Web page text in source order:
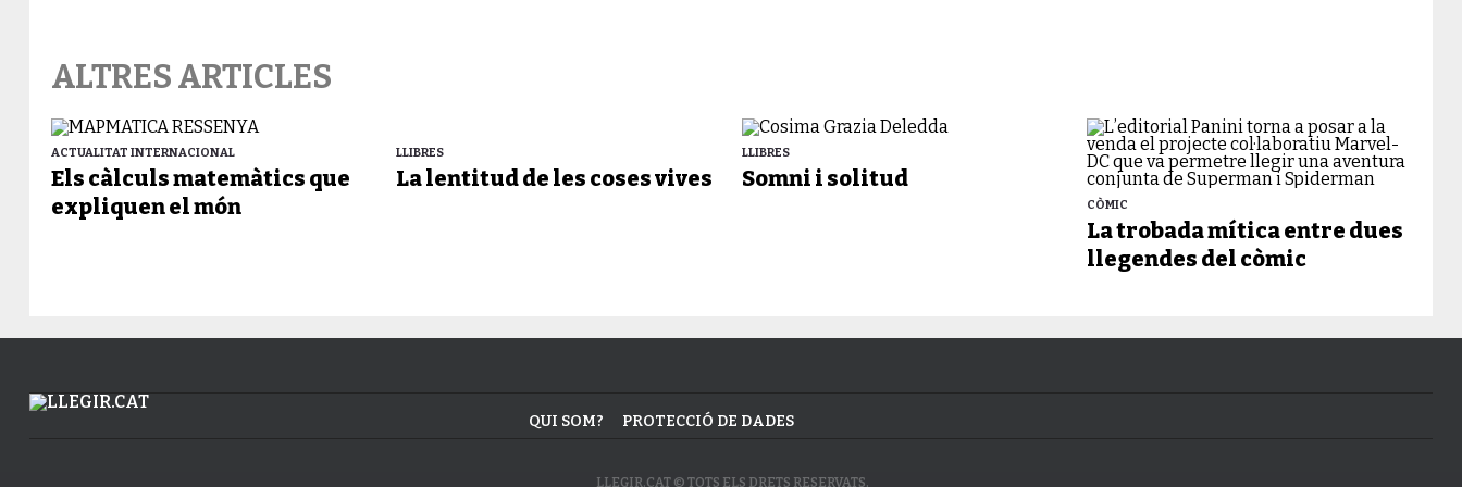
ALTRES ARTICLES
ACTUALITAT INTERNACIONAL
Els càlculs matemàtics que
expliquen el món
LLIBRES
La lentitud de les coses vives
LLIBRES
Somni i solitud
CÒMIC
La trobada mítica entre dues
llegendes del còmic
QUI SOM? PROTECCIÓ DE DADES
LLEGIR.CAT © TOTS ELS DRETS RESERVATS.